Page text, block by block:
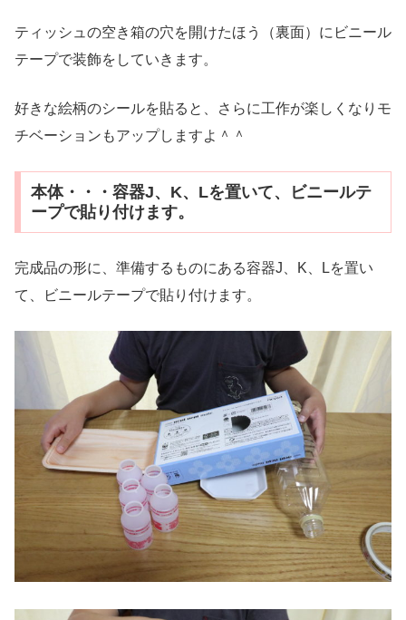
ティッシュの空き箱の穴を開けたほう（裏面）にビニール
テープで装飾をしていきます。
好きな絵柄のシールを貼ると、さらに工作が楽しくなりモ
チベーションもアップしますよ＾＾
本体・・・容器J、K、Lを置いて、ビニールテ
ープで貼り付けます。
完成品の形に、準備するものにある容器J、K、Lを置い
て、ビニールテープで貼り付けます。